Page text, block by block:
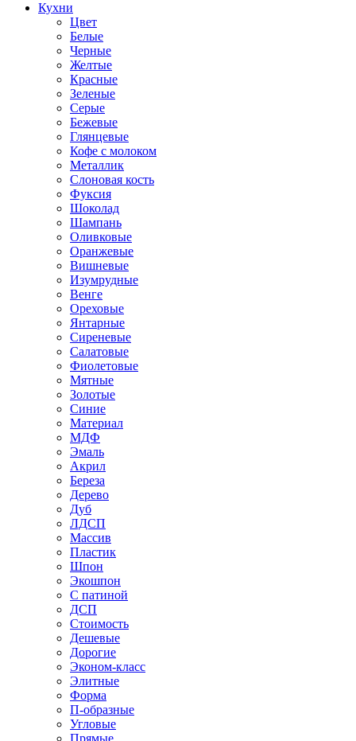
Кухни
Цвет
Белые
Черные
Желтые
Красные
Зеленые
Серые
Бежевые
Глянцевые
Кофе с молоком
Металлик
Слоновая кость
Фуксия
Шоколад
Шампань
Оливковые
Оранжевые
Вишневые
Изумрудные
Венге
Ореховые
Янтарные
Сиреневые
Салатовые
Фиолетовые
Мятные
Золотые
Синие
Материал
МДФ
Эмаль
Акрил
Береза
Дерево
Дуб
ЛДСП
Массив
Пластик
Шпон
Экошпон
С патиной
ДСП
Стоимость
Дешевые
Дорогие
Эконом-класс
Элитные
Форма
П-образные
Угловые
Прямые